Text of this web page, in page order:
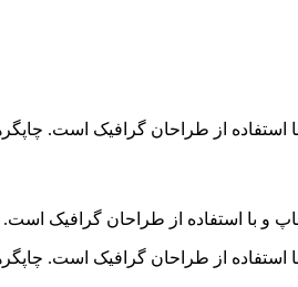
استفاده از طراحان گرافیک است.
و با استفاده از طراحان گرافیک است.
استفاده از طراحان گرافیک است.